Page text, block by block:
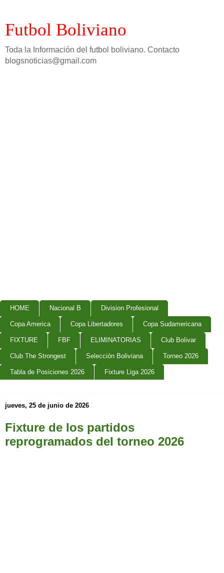
Futbol Boliviano
Toda la Información del futbol boliviano. Contacto
blogsnoticias@gmail.com
HOME Nacional B Division Profesional
Copa America Copa Libertadores Copa Sudamericana
FIXTURE FBF ELIMINATORIAS Club Bolivar
Club The Strongest Selección Boliviana Torneo 2026
Tabla de Posiciones 2026 Fixture Liga 2026
jueves, 25 de junio de 2026
Fixture de los partidos
reprogramados del torneo 2026